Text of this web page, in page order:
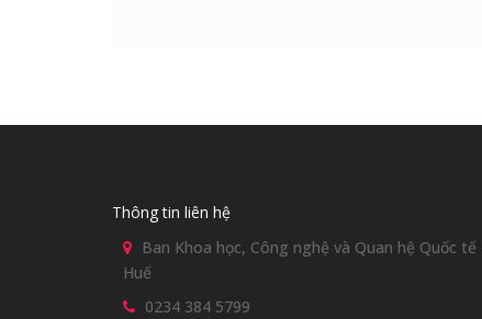
Thông tin liên hệ
Ban Khoa học, Công nghệ và Quan hệ Quốc
Huế
0234 384 5799